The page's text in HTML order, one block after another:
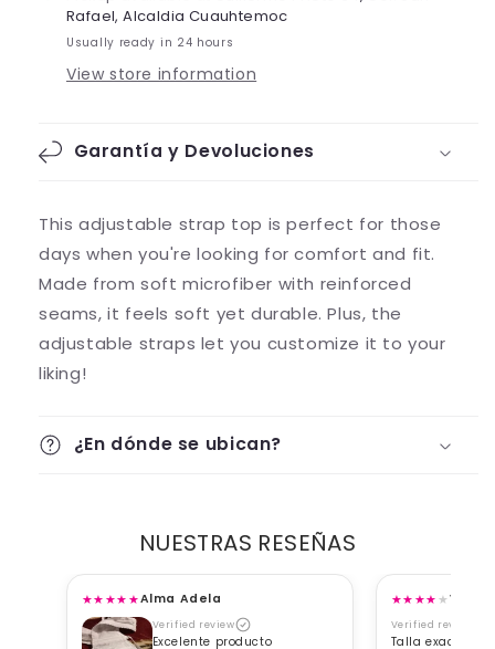
Rafael, Alcaldia Cuauhtemoc
Usually ready in 24 hours
View store information
Garantía y Devoluciones
This adjustable strap top is perfect for those
days when you're looking for comfort and fit.
Made from soft microfiber with reinforced
seams, it feels soft yet durable. Plus, the
adjustable straps let you customize it to your
liking!
¿En dónde se ubican?
NUESTRAS RESEÑAS
★★★★★Alma Adela
Verified review
Excelente producto
★★★★★
Verified review
Talla exacta,